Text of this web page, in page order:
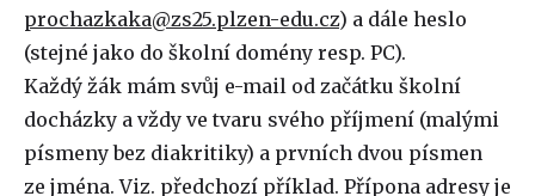
prochazkaka@zs25.plzen-edu.cz) a dále heslo
(stejné jako do školní domény resp. PC).
Každý žák mám svůj e-mail od začátku školní
docházky a vždy ve tvaru svého příjmení (malými
písmeny bez diakritiky) a prvních dvou písmen
ze jména. Viz. předchozí příklad. Přípona adresy je